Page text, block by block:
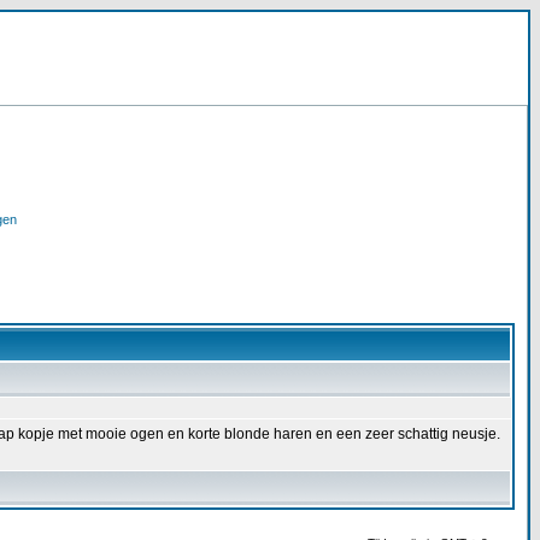
kopje met mooie ogen en korte blonde haren en een zeer schattig neusje.